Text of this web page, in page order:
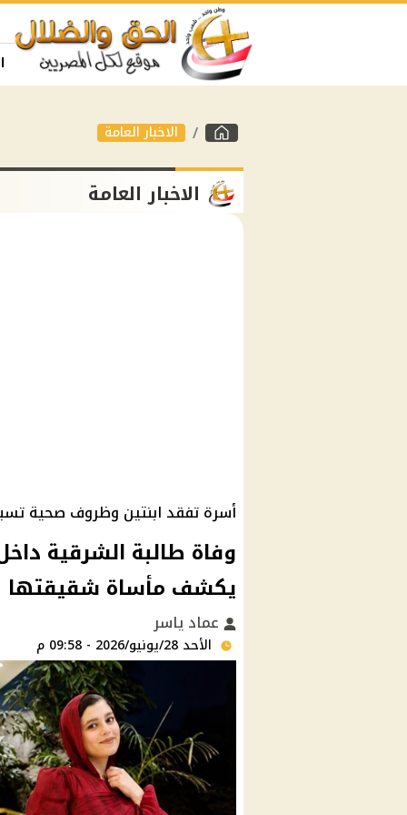
الاخبار العامة
الاخبار العامة
أسرة تفقد ابنتين وظروف صحية
وفاة طالبة الشرقية
يكشف مأساة شقيقتها
عماد ياسر
الأحد 28/يونيو/2026 - 09:58 م